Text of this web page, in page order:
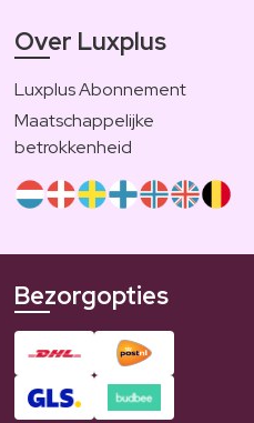
Over Luxplus
Luxplus Abonnement
Maatschappelijke
betrokkenheid
Bezorgopties